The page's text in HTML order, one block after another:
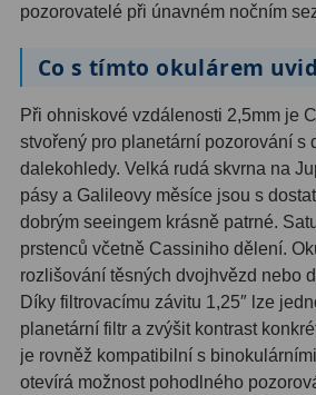
Optické kolimátory11
Umělé hvězdy
Zrcátka a hranoly
Diagonální zrcátka 36
Diagonální hranoly7
Amici hranoly 45°11
pozorovatelé při únavném nočním
Co s tímto okulárem
Při ohniskové vzdálenosti 2,5mm je
stvořený pro planetární pozorování s
dalekohledy. Velká rudá skvrna na
pásy a Galileovy měsíce jsou s
dobrým seeingem krásně patrné.
prstenců včetně Cassiniho dělení.
rozlišování těsných dvojhvězd nebo
Díky filtrovacímu závitu 1,25″ lze
planetární filtr a zvýšit kontrast
je rovněž kompatibilní s
otevírá možnost pohodlného